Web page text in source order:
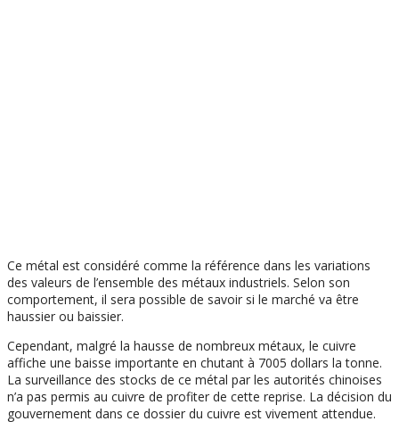
Ce métal est considéré comme la référence dans les variations
des valeurs de l’ensemble des métaux industriels. Selon son
comportement, il sera possible de savoir si le marché va être
haussier ou baissier.
Cependant, malgré la hausse de nombreux métaux, le cuivre
affiche une baisse importante en chutant à 7005 dollars la tonne.
La surveillance des stocks de ce métal par les autorités chinoises
n’a pas permis au cuivre de profiter de cette reprise. La décision du
gouvernement dans ce dossier du cuivre est vivement attendue.